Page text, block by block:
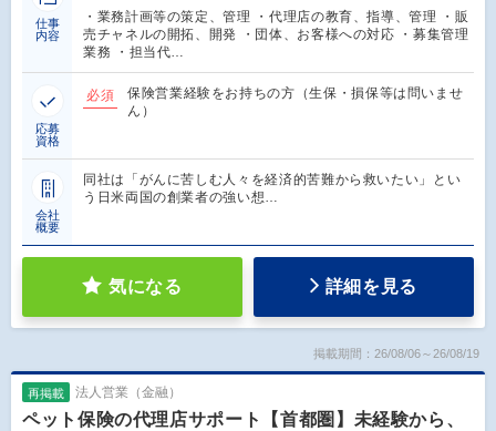
仕事
内容
・業務計画等の策定、管理 ・代理店の教育、指導、管理 ・販
売チャネルの開拓、開発 ・団体、お客様への対応 ・募集管理
業務 ・担当代…
応募
資格
必須
保険営業経験をお持ちの方（生保・損保等は問いませ
ん）
会社
概要
同社は「がんに苦しむ人々を経済的苦難から救いたい」とい
う日米両国の創業者の強い想…
気になる 詳細を見る
掲載期間：26/08/06～26/08/19
再掲載 法人営業（金融）
ペット保険の代理店サポート【首都圏】未経験から、